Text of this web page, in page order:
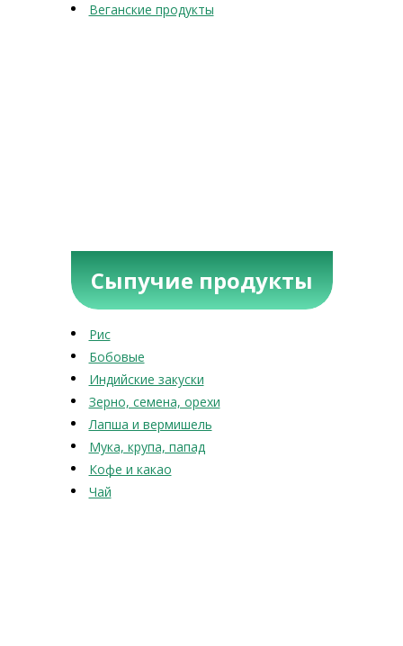
Веганские продукты
Сыпучие продукты
Рис
Бобовые
Индийские закуски
Зерно, семена, орехи
Лапша и вермишель
Мука, крупа, папад
Кофе и какао
Чай